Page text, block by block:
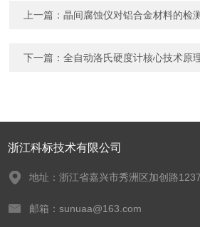
上一篇：晶间腐蚀仪对铝合金材料的检
下一篇：全自动洛氏硬度计核心技术原
浙江科标技术有限公司
地址：浙江省嘉兴市秀洲区加创路
邮箱：sunuaa@163.com